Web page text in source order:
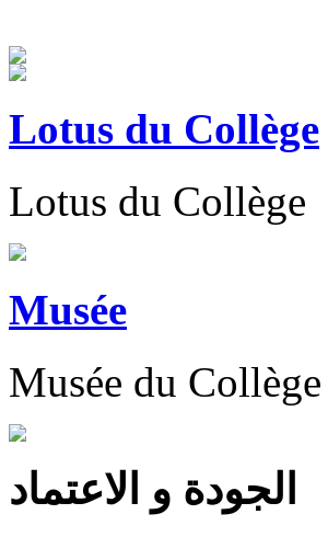
Lotus du Collège
Lotus du Collège
Musée
Musée du Collège
الجودة و الاعتماد